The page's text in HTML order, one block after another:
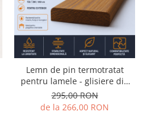
Lemn de pin termotratat
pentru lamele - glisiere din
aluminiu Mesteri Mari. Pachet
de 6 bucati x 150/ 200 / 250
cm.
295,00 RON
de la 266,00 RON